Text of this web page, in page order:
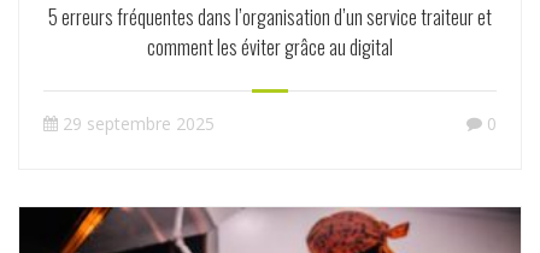
5 erreurs fréquentes dans l’organisation d’un service traiteur et
comment les éviter grâce au digital
29 septembre 2025 0